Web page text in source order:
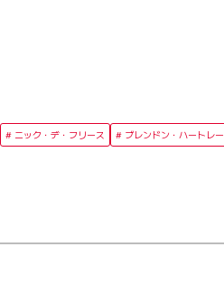
ニック・デ・フリース ブレンドン・ハートレー